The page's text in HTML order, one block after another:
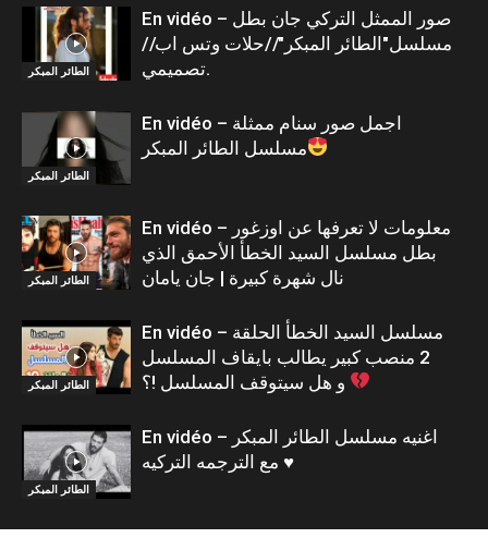
الطائر المبكر
En vidéo – صور الممثل التركي جان بطل
مسلسل"الطائر المبكر"//حلات وتس اب//
تصميمي.
الطائر المبكر
En vidéo – اجمل صور سنام ممثلة
مسلسل الطائر المبكر
الطائر المبكر
En vidéo – معلومات لا تعرفها عن اوزغور
بطل مسلسل السيد الخطأ الأحمق الذي
نال شهرة كبيرة | جان يامان
الطائر المبكر
En vidéo – مسلسل السيد الخطأ الحلقة
2 منصب كبير يطالب بايقاف المسلسل
و هل سيتوقف المسلسل !؟
الطائر المبكر
En vidéo – اغنيه مسلسل الطائر المبكر
مع الترجمه التركيه ♥️